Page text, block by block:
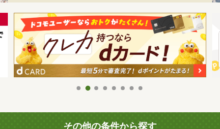
その他の条件から探す